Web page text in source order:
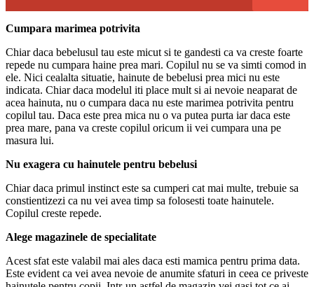
Cumpara marimea potrivita
Chiar daca bebelusul tau este micut si te gandesti ca va creste foarte
repede nu cumpara haine prea mari. Copilul nu se va simti comod in
ele. Nici cealalta situatie, hainute de bebelusi prea mici nu este
indicata. Chiar daca modelul iti place mult si ai nevoie neaparat de
acea hainuta, nu o cumpara daca nu este marimea potrivita pentru
copilul tau. Daca este prea mica nu o va putea purta iar daca este
prea mare, pana va creste copilul oricum ii vei cumpara una pe
masura lui.
Nu exagera cu hainutele pentru bebelusi
Chiar daca primul instinct este sa cumperi cat mai multe, trebuie sa
constientizezi ca nu vei avea timp sa folosesti toate hainutele.
Copilul creste repede.
Alege magazinele de specialitate
Acest sfat este valabil mai ales daca esti mamica pentru prima data.
Este evident ca vei avea nevoie de anumite sfaturi in ceea ce priveste